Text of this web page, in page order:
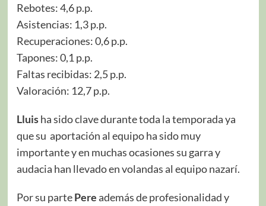
Rebotes: 4,6 p.p.
Asistencias: 1,3 p.p.
Recuperaciones: 0,6 p.p.
Tapones: 0,1 p.p.
Faltas recibidas: 2,5 p.p.
Valoración: 12,7 p.p.
Lluisha sido clave durante toda la temporada ya
que su aportación al equipo ha sido muy
importante y en muchas ocasiones su garra y
audacia han llevado en volandas al equipo nazarí.
Por su partePereademás de profesionalidad y